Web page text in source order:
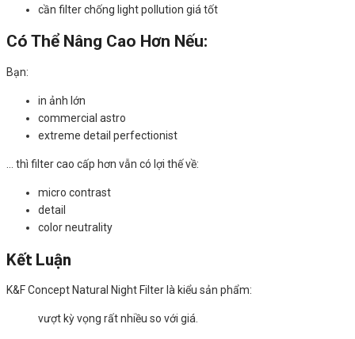
cần filter chống light pollution giá tốt
Có Thể Nâng Cao Hơn Nếu:
Bạn:
in ảnh lớn
commercial astro
extreme detail perfectionist
… thì filter cao cấp hơn vẫn có lợi thế về:
micro contrast
detail
color neutrality
Kết Luận
K&F Concept Natural Night Filter là kiểu sản phẩm:
vượt kỳ vọng rất nhiều so với giá.